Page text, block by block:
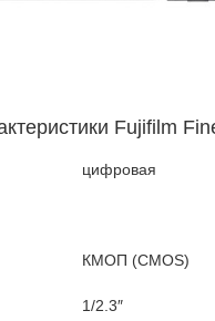
Fujifilm
цифровая
КМОП (CMOS)
1/2.3″